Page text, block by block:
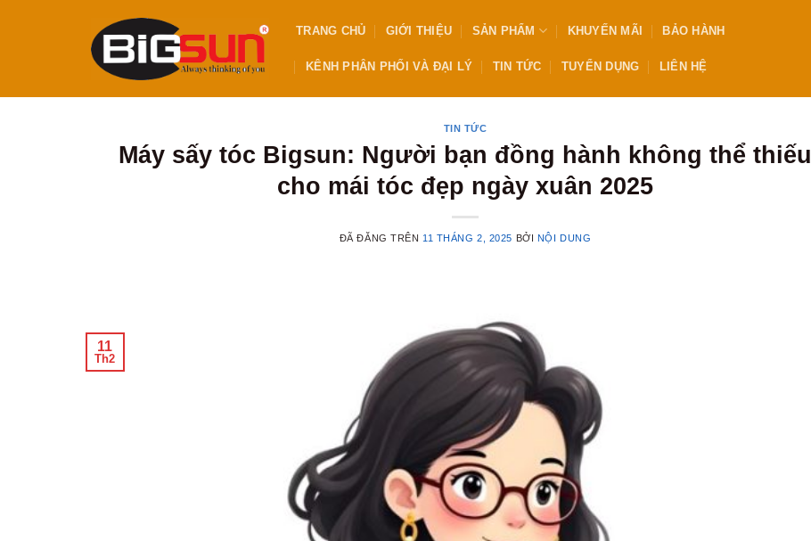
TRANG CHỦ GIỚI THIỆU SẢN PHẨM KHUYẾN MÃI BẢO HÀNH
KÊNH PHÂN PHỐI VÀ ĐẠI LÝ TIN TỨC TUYỂN DỤNG LIÊN HỆ
TIN TỨC
Máy sấy tóc Bigsun: Người bạn đồng hành không thể thiếu
cho mái tóc đẹp ngày xuân 2025
ĐÃ ĐĂNG TRÊN 11 THÁNG 2, 2025 BỞI NỘI DUNG
11
Th2